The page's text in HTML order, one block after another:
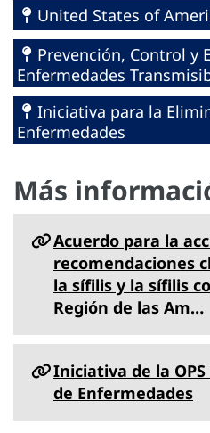
United States of
Prevención, Control y
Enfermedades
Iniciativa para la
Enfermedades
Más
Acuerdo para la
recomendaciones
la sífilis y la sífilis
Región de las Am…
Iniciativa de la
de Enfermedades